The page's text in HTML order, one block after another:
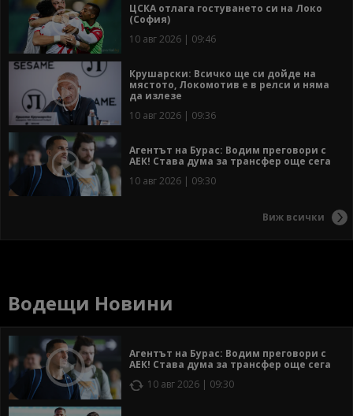
ЦСКА отлага гостуването си на Локо
(София)
10 авг 2026 | 09:46
Крушарски: Всичко ще си дойде на
мястото, Локомотив е в релси и няма
да излезе
10 авг 2026 | 09:36
Агентът на Бурас: Водим преговори с
АЕК! Става дума за трансфер още сега
10 авг 2026 | 09:30
Виж всички
Водещи Новини
Агентът на Бурас: Водим преговори с
АЕК! Става дума за трансфер още сега
10 авг 2026 | 09:30